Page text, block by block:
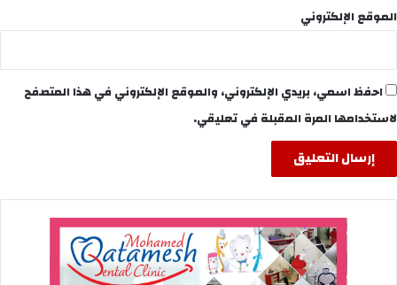
الموقع الإلكتروني
احفظ اسمي، بريدي الإلكتروني، والموقع الإلكتروني في هذا المتصفح
لاستخدامها المرة المقبلة في تعليقي.